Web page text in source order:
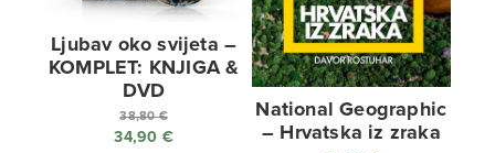
Ljubav oko svijeta –
KOMPLET: KNJIGA &
DVD
38,80€
Izvorna
34,90 €
National Geographic
– Hrvatska iz zraka